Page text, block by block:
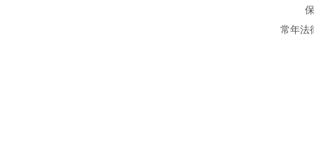
常年法